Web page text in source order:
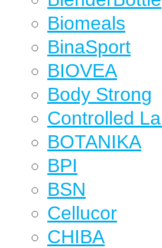
Biomeals
BinaSport
BIOVEA
Body Strong
Controlled
BOTANIKA
BPI
BSN
Cellucor
CHIBA